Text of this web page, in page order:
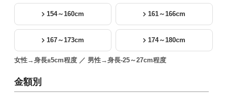
154～160cm 161～166cm
167～173cm 174～180cm
女性→身長±5cm程度 ／ 男性→身長-25～27cm程度
金額別